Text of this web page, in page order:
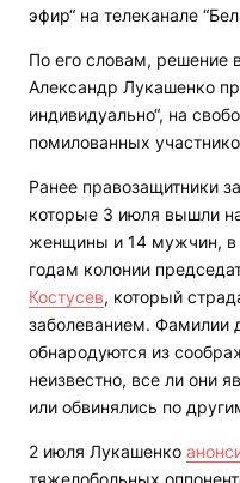
эфир“ на телеканале
По его словам, решение
Александр Лукашенко
индивидуально“, на
помилованных
Ранее правозащитники
которые 3 июля вышли
женщины и 14 мужчин, в
годам колонии
Костусев, который
заболеванием. Фамилии
обнародуются из
неизвестно, все ли они
или обвинялись по
2 июля Лукашенко
тяжелобольных